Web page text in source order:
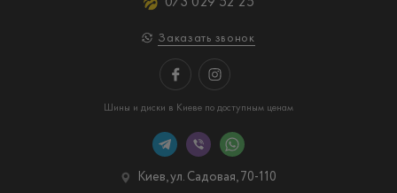
Заказать звонок
Шины и диски в Киеве по доступным ценам
Киев, ул. Садовая, 70-110